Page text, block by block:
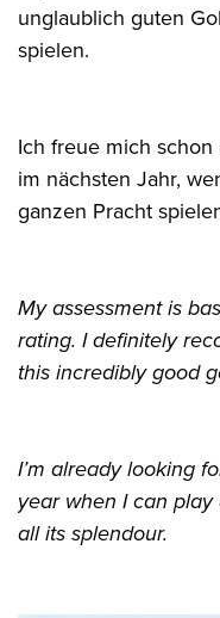
unglaublich guten
spielen.
Ich freue mich
im nächsten Jahr,
ganzen Pracht
My assessment is
rating. I definitely
this incredibly good
I’m already looking
year when I can
all its splendour.